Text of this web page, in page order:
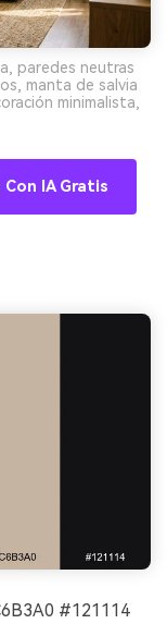
paredes neutras
manta de salvia
minimalista,
IA Gratis
#121114